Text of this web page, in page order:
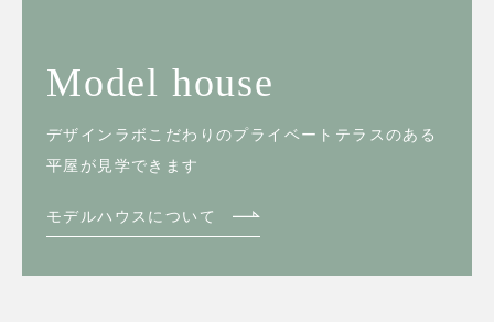
Model house
デザインラボこだわりのプライベートテラスのある
平屋が見学できます
モデルハウスについて